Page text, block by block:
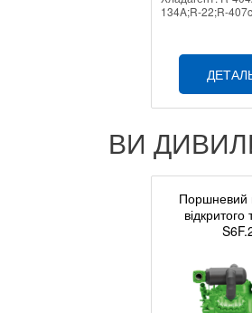
134A;R-22;R-407c
ВИ
Поршневий